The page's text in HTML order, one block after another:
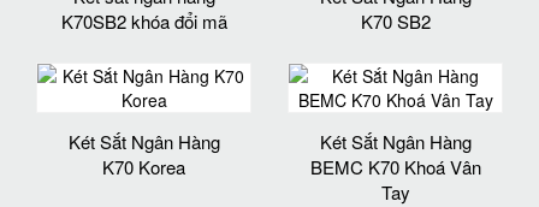
K70SB2 khóa đổi mã
K70 SB2
Két Sắt Ngân Hàng
K70 Korea
Két Sắt Ngân Hàng
BEMC K70 Khoá Vân
Tay